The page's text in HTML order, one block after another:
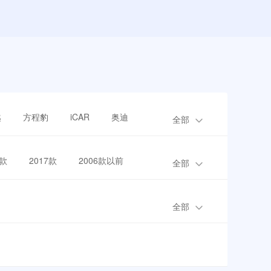
方程豹 iCAR 奥迪 全部
2017款 2006款以前 全部
全部